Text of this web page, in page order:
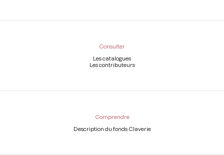
Consulter
Les catalogues
Les contributeurs
Comprendre
Description du fonds Claverie